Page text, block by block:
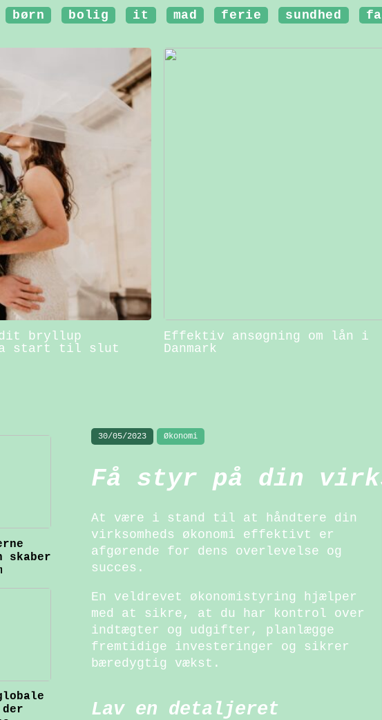
børn bolig it mad ferie sundhed
dit bryllup
start til slut
Effektiv ansøgning om lån i
Danmark
30/05/2023 Økonomi
Få styr på din
At være i stand til at håndtere din
virksomheds økonomi effektivt er
afgørende for dens overlevelse og
succes.
En veldrevet økonomistyring hjælper
med at sikre, at du har kontrol over
indtægter og udgifter, planlægge
fremtidige investeringer og sikrer
bæredygtig vækst.
Lav en detaljeret
skaber